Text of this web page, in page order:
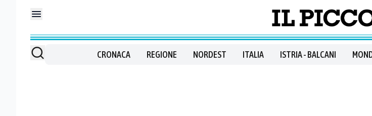
CRONACA REGIONE NORDEST ITALIA ISTRIA - BALCANI